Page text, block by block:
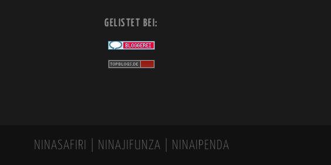
GELISTET BEI:
NINASAFIRI | NINAJIFUNZA | NINAIPENDA